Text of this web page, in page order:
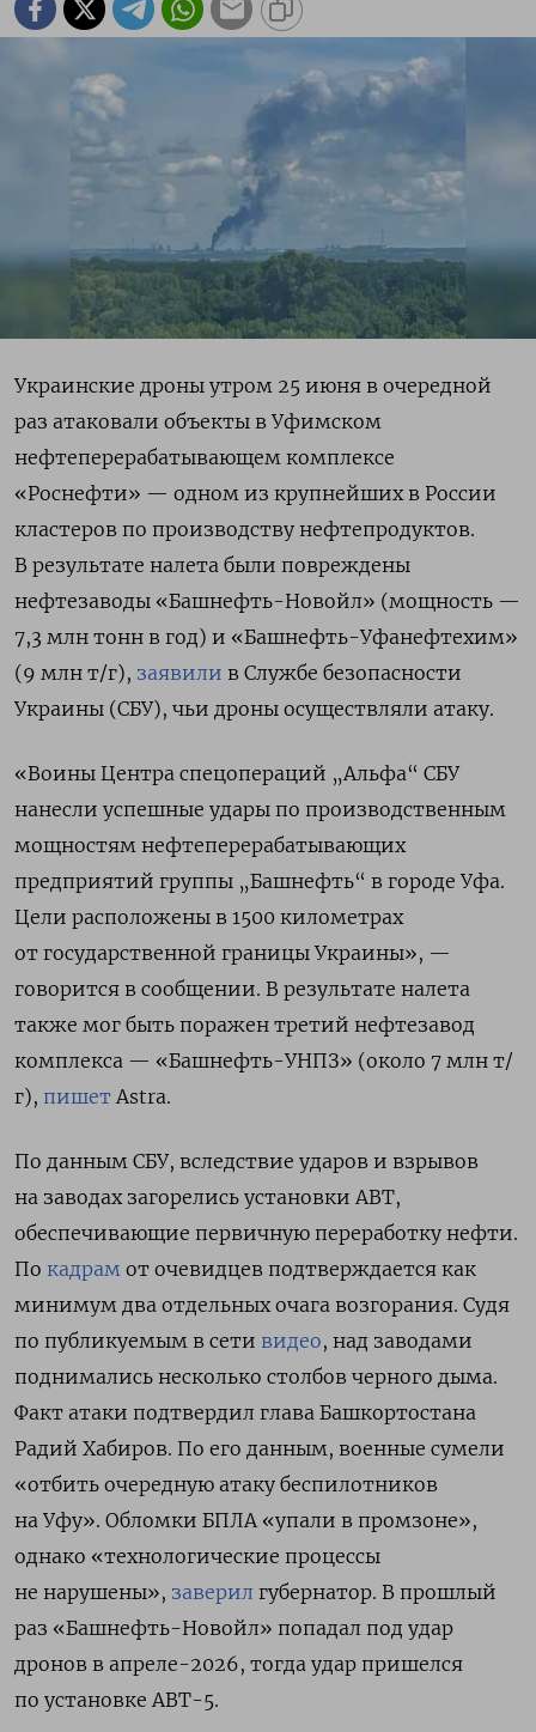
Украинские дроны утром 25 июня в очередной
раз атаковали объекты в Уфимском
нефтеперерабатывающем комплексе
«Роснефти» — одном из крупнейших в России
кластеров по производству нефтепродуктов.
В результате налета были повреждены
нефтезаводы «Башнефть-Новойл» (мощность —
7,3 млн тонн в год) и «Башнефть-Уфанефтехим»
(9 млн т/г), заявили в Службе безопасности
Украины (СБУ), чьи дроны осуществляли атаку.
«Воины Центра спецопераций „Альфа“ СБУ
нанесли успешные удары по производственным
мощностям нефтеперерабатывающих
предприятий группы „Башнефть“ в городе Уфа.
Цели расположены в 1500 километрах
от государственной границы Украины», —
говорится в сообщении. В результате налета
также мог быть поражен третий нефтезавод
комплекса — «Башнефть-УНПЗ» (около 7 млн т/
г), пишет Astra.
По данным СБУ, вследствие ударов и взрывов
на заводах загорелись установки АВТ,
обеспечивающие первичную переработку нефти.
По кадрам от очевидцев подтверждается как
минимум два отдельных очага возгорания. Судя
по публикуемым в сети видео, над заводами
поднимались несколько столбов черного дыма.
Факт атаки подтвердил глава Башкортостана
Радий Хабиров. По его данным, военные сумели
«отбить очередную атаку беспилотников
на Уфу». Обломки БПЛА «упали в промзоне»,
однако «технологические процессы
не нарушены», заверил губернатор. В прошлый
раз «Башнефть-Новойл» попадал под удар
дронов в апреле-2026, тогда удар пришелся
по установке АВТ-5.